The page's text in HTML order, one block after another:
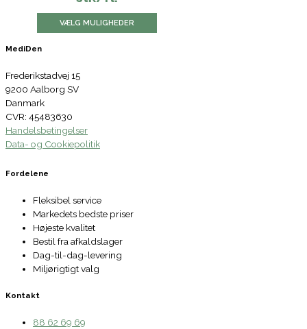
VÆLG MULIGHEDER
MediDen
Frederikstadvej 15
9200 Aalborg SV
Danmark
CVR: 45483630
Handelsbetingelser
Data- og Cookiepolitik
Fordelene
Fleksibel service
Markedets bedste priser
Højeste kvalitet
Bestil fra afkaldslager
Dag-til-dag-levering
Miljørigtigt valg
Kontakt
88 62 69 69